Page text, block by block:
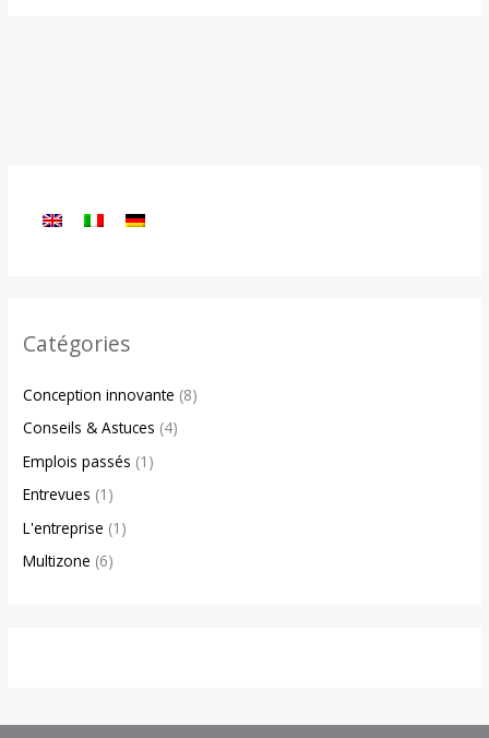
Catégories
Conception innovante (8)
Conseils & Astuces (4)
Emplois passés (1)
Entrevues (1)
L'entreprise (1)
Multizone (6)